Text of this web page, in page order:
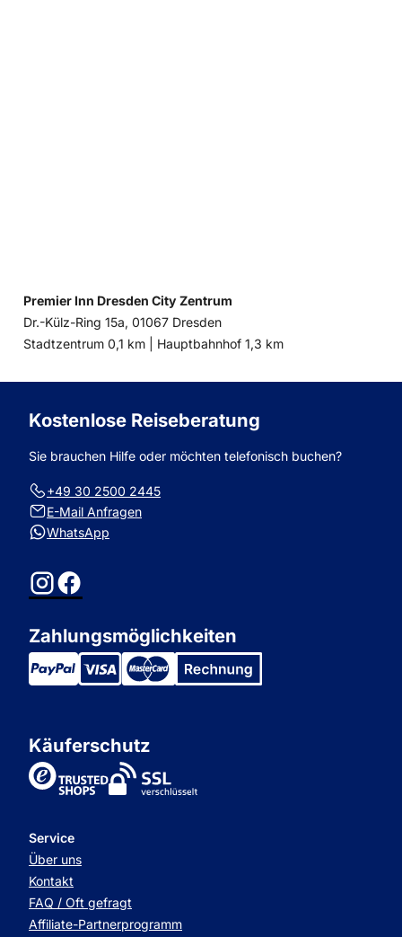
Premier Inn Dresden City Zentrum
Dr.-Külz-Ring 15a, 01067 Dresden
Entfernung
Stadtzentrum 0,1 km | Entfernung
Hauptbahnhof 1,3 km
Kostenlose Reiseberatung
Sie brauchen Hilfe oder möchten telefonisch buchen?
+49 30 2500 2445
E-Mail Anfragen
WhatsApp
InstagramFacebook
Zahlungsmöglichkeiten
Käuferschutz
TrustedShops
Service
Über uns
Kontakt
FAQ / Oft gefragt
Affiliate-Partnerprogramm